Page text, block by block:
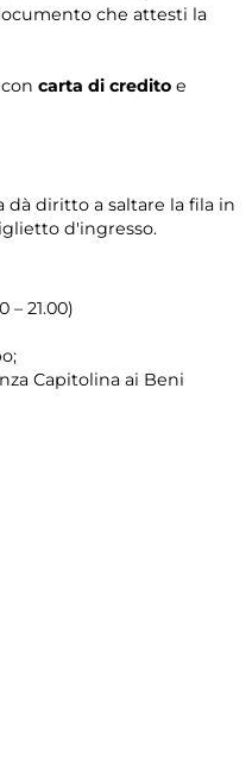
che attesti la
carta di credito e
diritto a saltare la fila in
d'ingresso.
21.00)
Capitolina ai Beni